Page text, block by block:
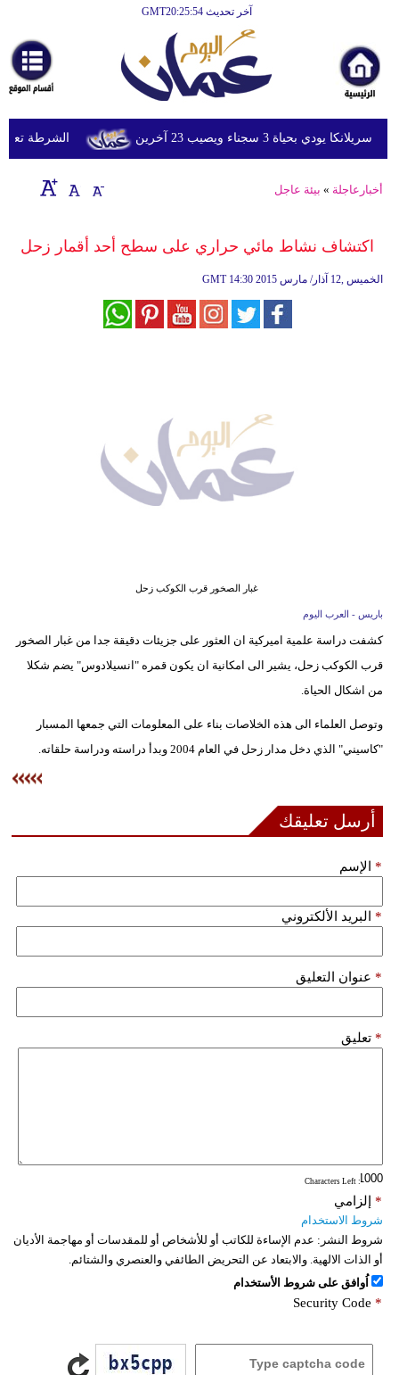
آخر تحديث GMT20:25:54
أخبارعاجلة
رياضة
ثقافة
إقتصاد
وموسيقى
علوم
وتكنولوجيا
مدوَّنات
أبراج
الشرطة تعتقل بحياة 3 سجناء ويصيب 23 آخرين
أخبارعاجلة » بيئة عاجل
اكتشاف نشاط مائي حراري على سطح أحد أقمار زحل
GMT 14:30 2015 الخميس ,12 آذار/ مارس
غبار الصخور قرب الكوكب زحل
باريس - العرب اليوم
كشفت دراسة علمية اميركية ان العثور على جزيئات دقيقة جدا من غبار الصخور
قرب الكوكب زحل، يشير الى امكانية ان يكون قمره "انسيلادوس" يضم شكلا
من اشكال الحياة.
وتوصل العلماء الى هذه الخلاصات بناء على المعلومات التي جمعها المسبار
"كاسيني" الذي دخل مدار زحل في العام 2004 وبدأ دراسته ودراسة حلقاته.
أرسل تعليقك
الإسم *
البريد الألكتروني *
عنوان التعليق *
تعليق *
: Characters Left
إلزامي *
شروط الاستخدام
شروط النشر: عدم الإساءة للكاتب أو للأشخاص أو للمقدسات أو مهاجمة الأديان
أو الذات الالهية. والابتعاد عن التحريض الطائفي والعنصري والشتائم.
اُوافق على شروط الأستخدام
Security Code *